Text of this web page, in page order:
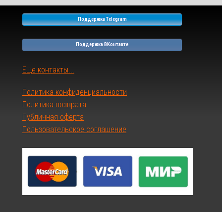
Поддержка Telegram
Поддержка ВКонтакте
Еще контакты...
Политика конфиденциальности
Политика возврата
Публичная оферта
Пользовательское соглашение